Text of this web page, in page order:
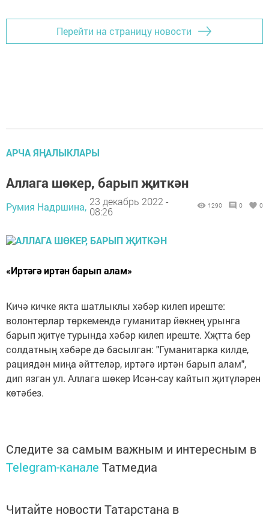
Перейти на страницу новости
АРЧА ЯҢАЛЫКЛАРЫ
Аллага шөкер, барып җиткән
Румия Надршина, 23 декабрь 2022 -
08:26
1290 0 0
«Иртәгә иртән барып алам»
Кичә кичке якта шатлыклы хәбәр килеп иреште:
волонтерлар төркемендә гуманитар йөкнең урынга
барып җитүе турында хәбәр килеп иреште. Хҗтта бер
солдатның хәбәре дә басылган: "Гуманитарка килде,
рациядән миңа әйттеләр, иртәгә иртән барып алам",
дип язган ул. Аллага шөкер Исән-сау кайтып җитүләрен
көтәбез.
Следите за самым важным и интересным в
Telegram-канале Татмедиа
Читайте новости Татарстана в